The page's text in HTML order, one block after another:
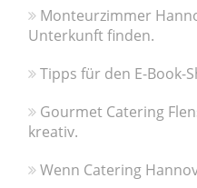
Monteurzimmer
Unterkunft finden.
Tipps für den E-Book-
Gourmet Catering
kreativ.
Wenn Catering